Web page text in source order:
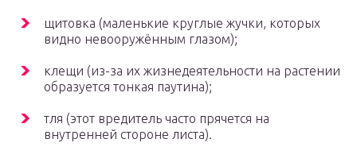
щитовка (маленькие круглые жучки, которых
видно невооружённым глазом);
клещи (из-за их жизнедеятельности на растении
образуется тонкая паутина);
тля (этот вредитель часто прячется на
внутренней стороне листа).